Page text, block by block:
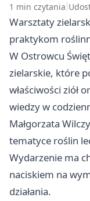
1 min czytania
Warsztaty
praktykom
W Ostrowcu
zielarskie, które
właściwości ziół
wiedzy w
Małgorzata
tematyce roślin
Wydarzenie ma
naciskiem na
działania.